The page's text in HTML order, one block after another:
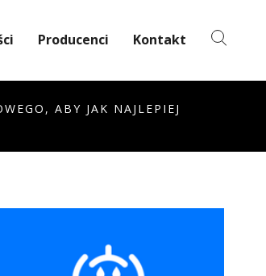
Producenci Kontakt
ABY JAK NAJLEPIEJ